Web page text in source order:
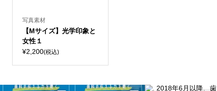
写真素材
【Mサイズ】光学印象と
女性１
¥2,200(税込)